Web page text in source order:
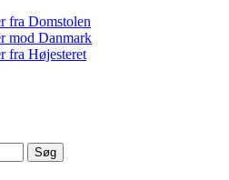
fra Domstolen
mod Danmark
fra Højesteret